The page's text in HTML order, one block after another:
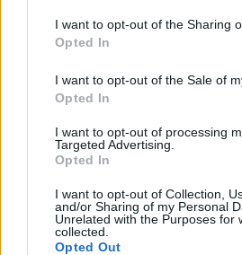
I want to opt-out of the Sharing
Opted In
I want to opt-out of the Sale of
Opted In
I want to opt-out of processing
Targeted Advertising.
Opted In
I want to opt-out of Collection,
and/or Sharing of my Personal
Unrelated with the Purposes for
collected.
Opted Out
Kapibary przyszły z wizytą.
nagranie trafiło do sieci
Zaskakująca sytuacja w brazylijskim
rozpoczęciem obrad przez drzwi
spokojem wkroczyły dwie kapibary.
bez pośpiechu zwiedziły recepcję, nie